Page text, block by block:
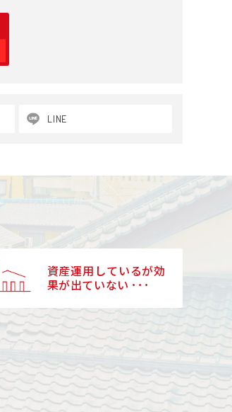
LINE
資産運用しているが効
果が出ていない ･･･